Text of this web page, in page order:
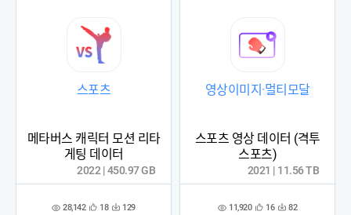
스포츠
메타버스 캐릭터 모션 리타
게팅 데이터
조 28,142 관 18 다 129
2022 | 450.97 GB
영상이미지·멀티모달
스포츠 영상 데이터 (격투
스포츠)
조 11,920 관 16 다 82
2021 | 11.56 TB